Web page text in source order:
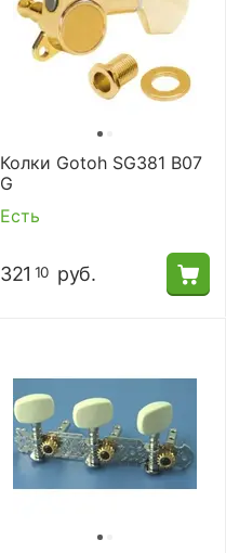
Колки Gotoh SG381 B07
G
Есть
321 10 руб.